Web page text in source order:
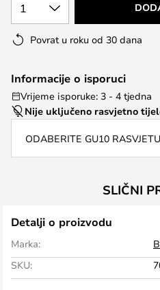
1
Povrat u roku od 30 dana
Informacije o isporuci
Vrijeme isporuke: 3 - 4 tjedna
Nije uključeno rasvjetno
ODABERITE GU10 RASVJETU
SLIČNI
Detalji o proizvodu
Marka:
SKU: